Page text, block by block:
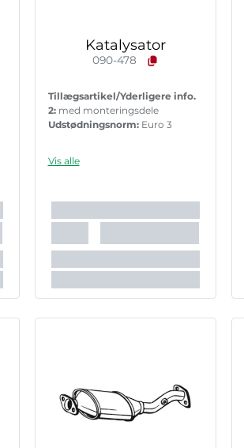
Katalysator
090-478
Tillægsartikel/Yderligere info.
2:med monteringsdele
Udstødningsnorm:Euro 3
Vis alle